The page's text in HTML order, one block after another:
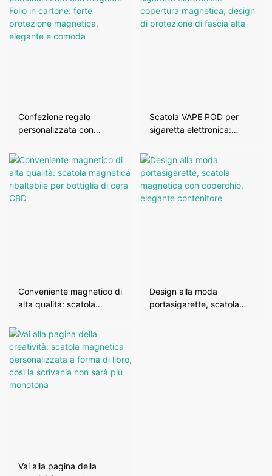
conservare
Confezione regalo
personalizzata con
forte protezione
magnetica, elegante e
comoda
Scatola VAPE POD per
sigaretta elettronica:
design di protezione di
fascia alta
Conveniente magnetico di
alta qualità: scatola
bottiglia di cera CBD
Design alla moda
portasigarette, scatola
Vai alla pagina della